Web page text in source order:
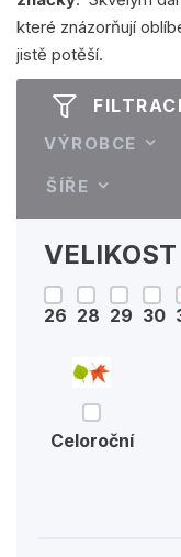
které znázorňují
jistě potěší.
VÝROBCE
ŠÍŘE
26 28 29 30
Celoroční